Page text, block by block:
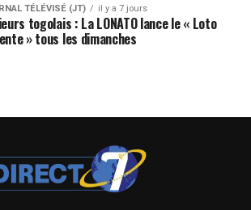
TÉLÉVISÉ (JT) il y a 7 jours
togolais : La LONATO lance le « Loto
» tous les dimanches